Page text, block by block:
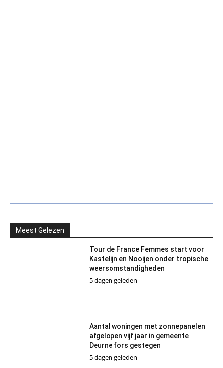
Meest Gelezen
Tour de France Femmes start voor
Kastelijn en Nooijen onder tropische
weersomstandigheden
5 dagen geleden
Aantal woningen met zonnepanelen
afgelopen vijf jaar in gemeente
Deurne fors gestegen
5 dagen geleden